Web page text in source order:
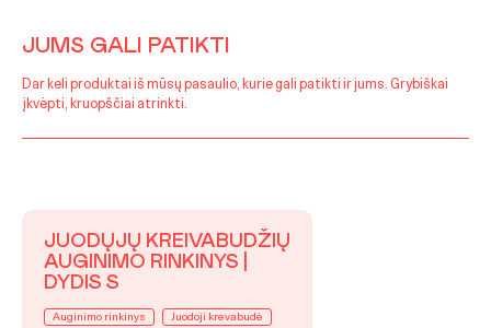
JUMS GALI PATIKTI
Dar keli produktai iš mūsų pasaulio, kurie gali patikti ir jums. Grybiškai
įkvėpti, kruopščiai atrinkti.
JUODŲJŲ KREIVABUDŽIŲ
AUGINIMO RINKINYS |
DYDIS S
Auginimo rinkinys Juodoji krevabudė